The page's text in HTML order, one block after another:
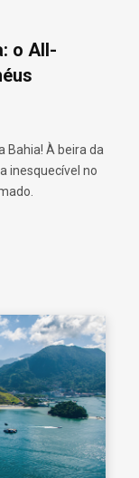
o All-
Bahia! À beira da
inesquecível no